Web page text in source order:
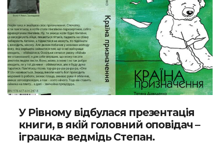
У Рівному відбулася презентація
книги, в якій головний оповідач –
іграшка- ведмідь Степан.